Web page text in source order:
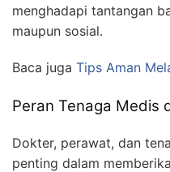
menghadapi tantangan
maupun sosial.
Baca juga Tips Aman
Peran Tenaga Medis
Dokter, perawat, dan
penting dalam